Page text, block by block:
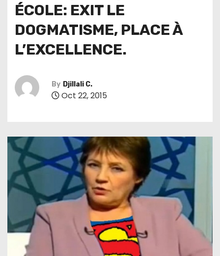
ÉCOLE: EXIT LE
DOGMATISME, PLACE À
L’EXCELLENCE.
By Djillali C.
Oct 22, 2015